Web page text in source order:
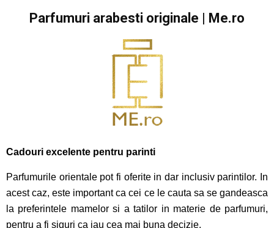
Parfumuri arabesti originale | Me.ro
Cadouri excelente pentru parinti
Parfumurile orientale pot fi oferite in dar inclusiv parintilor. In
acest caz, este important ca cei ce le cauta sa se gandeasca
la preferintele mamelor si a tatilor in materie de parfumuri,
pentru a fi siguri ca iau cea mai buna decizie.